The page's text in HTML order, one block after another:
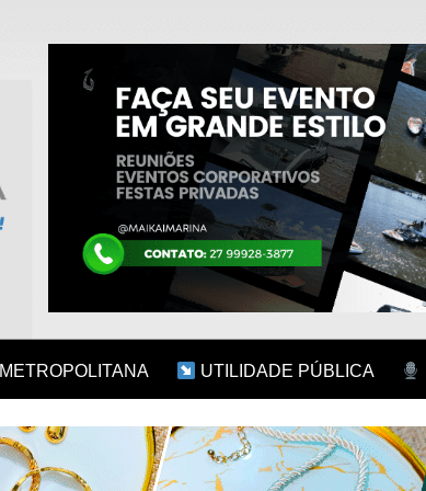
UTILIDADE PÚBLICA